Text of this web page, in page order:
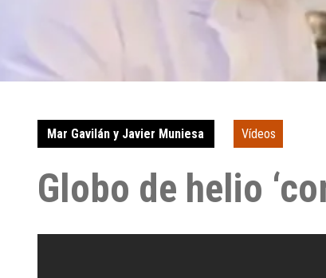
Mar Gavilán y Javier Muniesa Vídeos
Globo de helio